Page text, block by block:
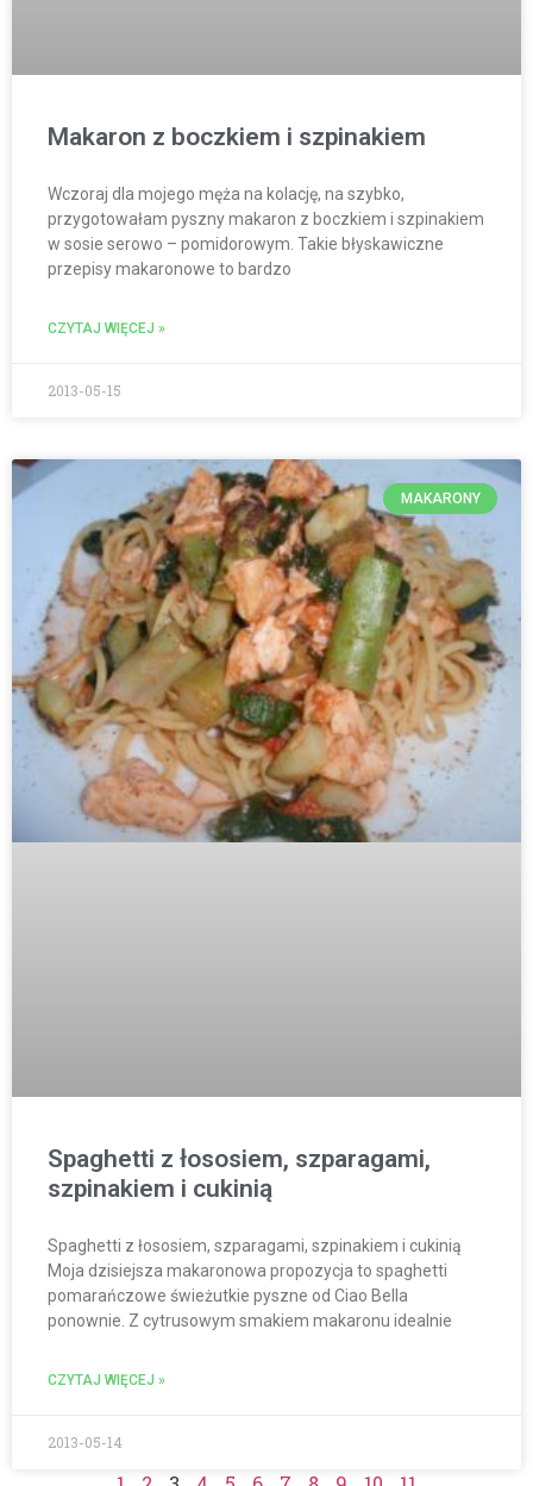
Makaron z boczkiem i szpinakiem
Wczoraj dla mojego męża na kolację, na szybko,
przygotowałam pyszny makaron z boczkiem i szpinakiem
w sosie serowo – pomidorowym. Takie błyskawiczne
przepisy makaronowe to bardzo
CZYTAJ WIĘCEJ »
2013-05-15
MAKARONY
Spaghetti z łososiem, szparagami,
szpinakiem i cukinią
Spaghetti z łososiem, szparagami, szpinakiem i cukinią
Moja dzisiejsza makaronowa propozycja to spaghetti
pomarańczowe świeżutkie pyszne od Ciao Bella
ponownie. Z cytrusowym smakiem makaronu idealnie
CZYTAJ WIĘCEJ »
2013-05-14